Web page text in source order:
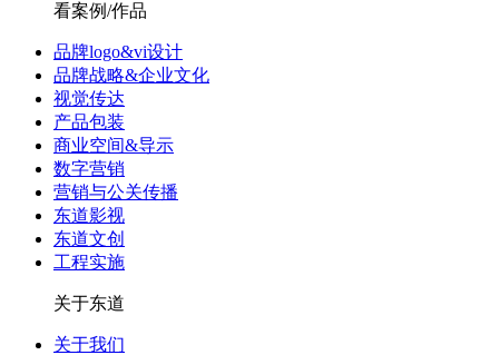
看案例/作品
品牌logo&vi设计
品牌战略&企业文化
视觉传达
产品包装
商业空间&导示
数字营销
营销与公关传播
东道影视
东道文创
工程实施
关于东道
关于我们